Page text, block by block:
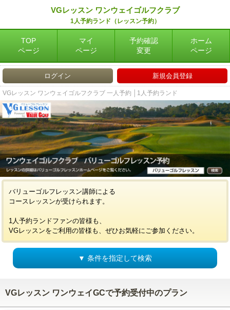
VGレッスン ワンウェイゴルフクラブ
1人予約ランド（レッスン予約）
TOP
ページ
マイ
ページ
予約確認
変更
ホーム
ページ
ログイン 新規会員登録
VGレッスン ワンウェイゴルフクラブ 一人予約 │1人予約ランド
バリューゴルフレッスン講師による
コースレッスンが受けられます。
1人予約ランドファンの皆様も、
VGレッスンをご利用の皆様も、ぜひお気軽にご参加ください。
▼ 条件を指定して検索
VGレッスン ワンウェイGCで予約受付中のプラン